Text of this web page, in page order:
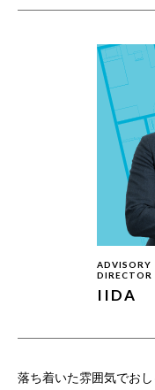
ADVISORY
DIRECTOR
IIDA
落ち着いた雰囲気でお